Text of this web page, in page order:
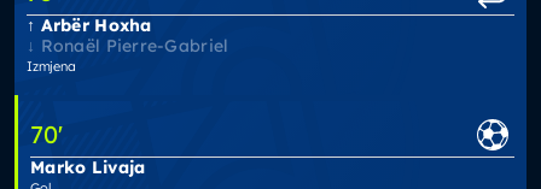
Arbër Hoxha
Ronaël Pierre-Gabriel
Izmjena
70'
Marko Livaja